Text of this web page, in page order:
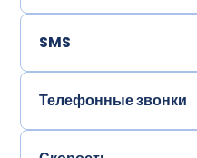
SMS
Телефонные звонки